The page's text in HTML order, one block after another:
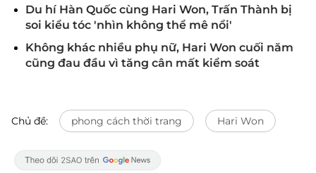
Du hí Hàn Quốc cùng Hari Won, Trấn Thành bị
soi kiểu tóc 'nhìn không thể mê nổi'
Không khác nhiều phụ nữ, Hari Won cuối năm
cũng đau đầu vì tăng cân mất kiểm soát
Chủ đề: phong cách thời trang Hari Won